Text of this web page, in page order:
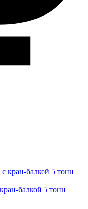
балкой 5 тонн